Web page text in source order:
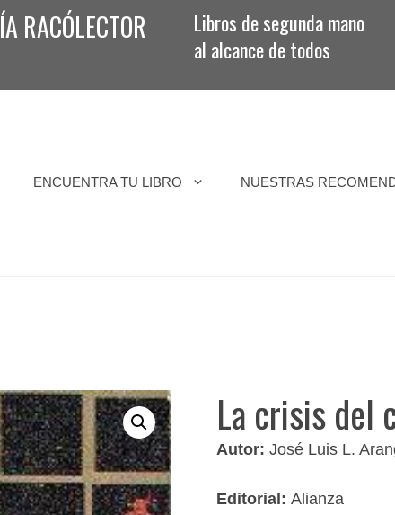
RACÓLECTOR
Libros de segunda mano
al alcance de todos
ENCUENTRA TU LIBRO NUESTRAS
La crisis del
Autor:José Luis L.
Editorial:Alianza